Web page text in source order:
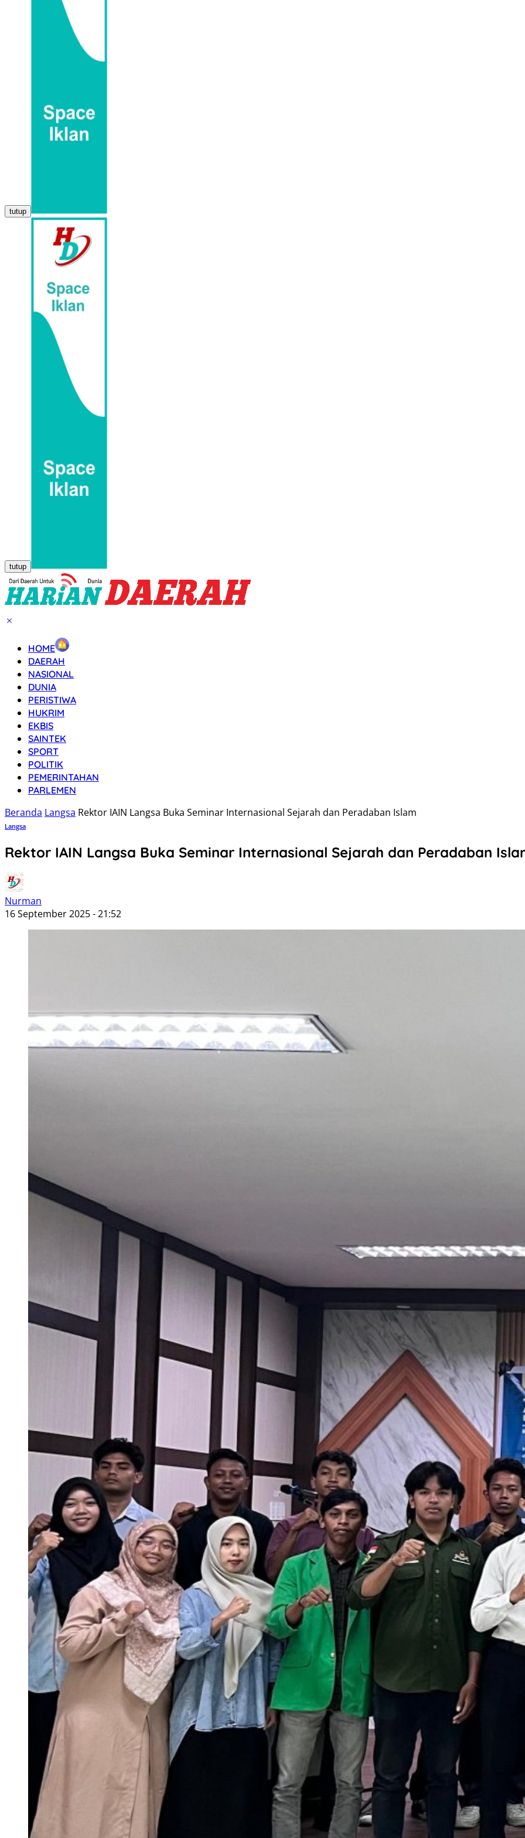
tutup
tutup
HOME
DAERAH
NASIONAL
DUNIA
PERISTIWA
HUKRIM
EKBIS
SAINTEK
SPORT
POLITIK
PEMERINTAHAN
PARLEMEN
Beranda Langsa Rektor IAIN Langsa Buka Seminar Internasional Sejarah dan Peradaban Islam
Langsa
Rektor IAIN Langsa Buka Seminar Internasional Sejarah dan Peradaban
Nurman
16 September 2025 - 21:52